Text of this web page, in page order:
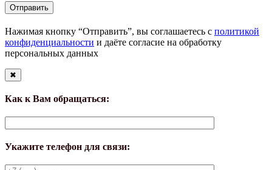
Нажимая кнопку “Отправить”, вы соглашаетесь с политикой
конфиденциальности и даёте согласие на обработку
персональных данных
✖
Как к Вам обращаться:
Укажите телефон для связи: